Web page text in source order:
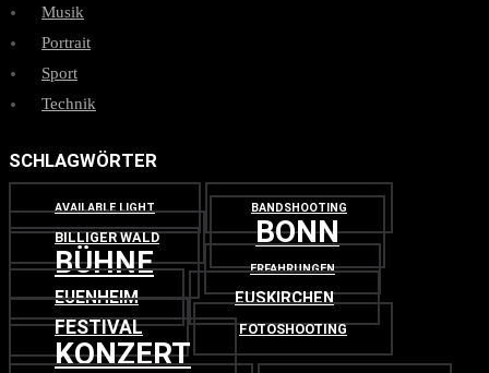
Musik
Portrait
Sport
Technik
SCHLAGWÖRTER
AVAILABLE LIGHT BANDSHOOTING
BILLIGER WALD BONN
BÜHNE ERFAHRUNGEN
EUENHEIM EUSKIRCHEN
FESTIVAL FOTOSHOOTING
KONZERT